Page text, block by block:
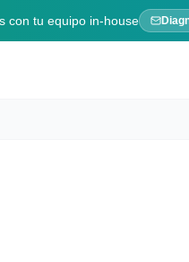
con tu equipo in-house